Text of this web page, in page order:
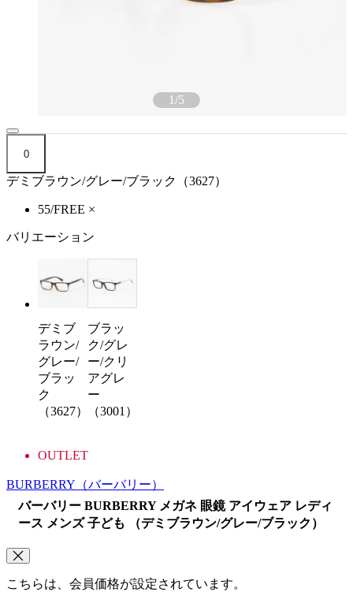
1/5
0
デミブラウン/グレー/ブラック（3627）
55/FREE ×
バリエーション
デミブ
ラウン/
グレー/
ブラッ
ク
（3627）
ブラッ
ク/グレ
ー/クリ
アグレ
ー
（3001）
OUTLET
BURBERRY （バーバリー）
バーバリー BURBERRY メガネ 眼鏡 アイウェア レディ
ース メンズ 子ども （デミブラウン/グレー/ブラック）
こちらは、会員価格が設定されています。